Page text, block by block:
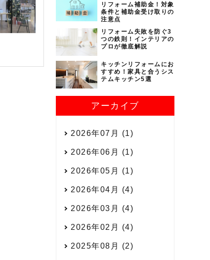
リフォーム補助金！対象
条件と補助金受け取りの
注意点
リフォーム失敗を防ぐ3
つの鉄則！インテリアの
プロが徹底解説
キッチンリフォームにお
すすめ！家具と合うシス
テムキッチン5選
アーカイブ
2026年07月 (1)
2026年06月 (1)
2026年05月 (1)
2026年04月 (4)
2026年03月 (4)
2026年02月 (4)
2025年08月 (2)